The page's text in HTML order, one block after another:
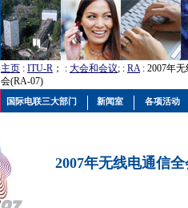
主页 : ITU-R ； : 大会和会议; : RA: 2007年
会(RA-07)
2007年无线电通信
国际电联三大部门 新闻室 各项活动